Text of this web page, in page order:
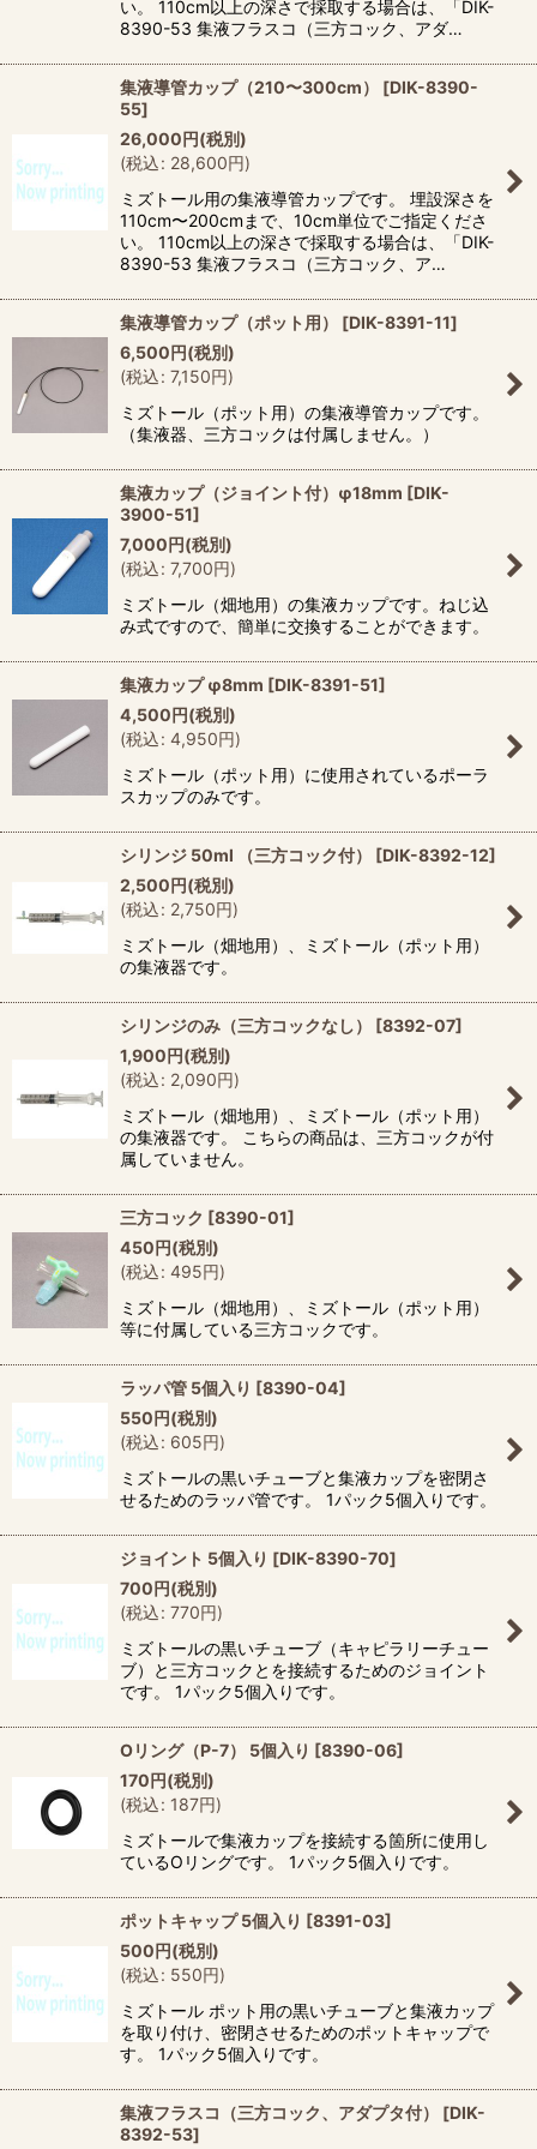
い。 110cm以上の深さで採取する場合は、「DIK-
8390-53 集液フラスコ（三方コック、アダ…
集液導管カップ（210〜300cm） [DIK-8390-
55]
26,000円(税別)
(税込: 28,600円)
ミズトール用の集液導管カップです。 埋設深さを
110cm〜200cmまで、10cm単位でご指定くださ
い。 110cm以上の深さで採取する場合は、「DIK-
8390-53 集液フラスコ（三方コック、ア…
集液導管カップ（ポット用） [DIK-8391-11]
6,500円(税別)
(税込: 7,150円)
ミズトール（ポット用）の集液導管カップです。
（集液器、三方コックは付属しません。）
集液カップ（ジョイント付）φ18mm [DIK-
3900-51]
7,000円(税別)
(税込: 7,700円)
ミズトール（畑地用）の集液カップです。ねじ込
み式ですので、簡単に交換することができます。
集液カップ φ8mm [DIK-8391-51]
4,500円(税別)
(税込: 4,950円)
ミズトール（ポット用）に使用されているポーラ
スカップのみです。
シリンジ 50ml （三方コック付） [DIK-8392-12]
2,500円(税別)
(税込: 2,750円)
ミズトール（畑地用）、ミズトール（ポット用）
の集液器です。
シリンジのみ（三方コックなし） [8392-07]
1,900円(税別)
(税込: 2,090円)
ミズトール（畑地用）、ミズトール（ポット用）
の集液器です。 こちらの商品は、三方コックが付
属していません。
三方コック [8390-01]
450円(税別)
(税込: 495円)
ミズトール（畑地用）、ミズトール（ポット用）
等に付属している三方コックです。
ラッパ管 5個入り [8390-04]
550円(税別)
(税込: 605円)
ミズトールの黒いチューブと集液カップを密閉さ
せるためのラッパ管です。 1パック5個入りです。
ジョイント 5個入り [DIK-8390-70]
700円(税別)
(税込: 770円)
ミズトールの黒いチューブ（キャピラリーチュー
ブ）と三方コックとを接続するためのジョイント
です。 1パック5個入りです。
Oリング（P-7） 5個入り [8390-06]
170円(税別)
(税込: 187円)
ミズトールで集液カップを接続する箇所に使用し
ているOリングです。 1パック5個入りです。
ポットキャップ 5個入り [8391-03]
500円(税別)
(税込: 550円)
ミズトール ポット用の黒いチューブと集液カップ
を取り付け、密閉させるためのポットキャップで
す。 1パック5個入りです。
集液フラスコ（三方コック、アダプタ付） [DIK-
8392-53]